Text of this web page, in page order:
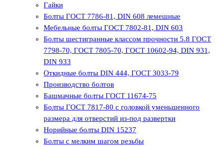
Гайки
Болты ГОСТ 7786-81, DIN 608 лемешные
Мебельные болты ГОСТ 7802-81, DIN 603
Болты шестигранные классом прочности 5.8 ГОСТ
7798-70, ГОСТ 7805-70, ГОСТ 10602-94, DIN 931,
DIN 933
Откидные болты DIN 444, ГОСТ 3033-79
Производство болтов
Башмачные болты ГОСТ 11674-75
Болты ГОСТ 7817-80 с головкой уменьшенного
размера для отверстий из-под развертки
Норийные болты DIN 15237
Болты с мелким шагом резьбы